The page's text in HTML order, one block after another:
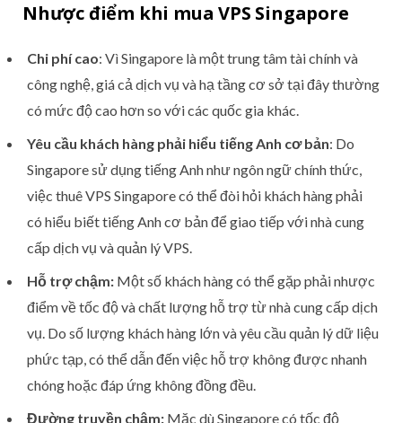
Nhược điểm khi mua VPS Singapore
Chi phí cao: Vì Singapore là một trung tâm tài chính và
công nghệ, giá cả dịch vụ và hạ tầng cơ sở tại đây thường
có mức độ cao hơn so với các quốc gia khác.
Yêu cầu khách hàng phải hiểu tiếng Anh cơ bản: Do
Singapore sử dụng tiếng Anh như ngôn ngữ chính thức,
việc thuê VPS Singapore có thể đòi hỏi khách hàng phải
có hiểu biết tiếng Anh cơ bản để giao tiếp với nhà cung
cấp dịch vụ và quản lý VPS.
Hỗ trợ chậm: Một số khách hàng có thể gặp phải nhược
điểm về tốc độ và chất lượng hỗ trợ từ nhà cung cấp dịch
vụ. Do số lượng khách hàng lớn và yêu cầu quản lý dữ liệu
phức tạp, có thể dẫn đến việc hỗ trợ không được nhanh
chóng hoặc đáp ứng không đồng đều.
Đường truyền chậm: Mặc dù Singapore có tốc độ